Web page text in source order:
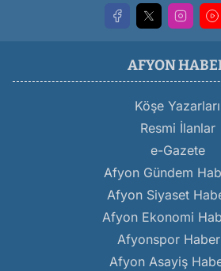
AFYON
Köşe Yazarları
Resmi İlanlar
e-Gazete
Afyon Gündem
Afyon Siyaset
Afyon Ekonomi
Afyonspor
Afyon Asayiş